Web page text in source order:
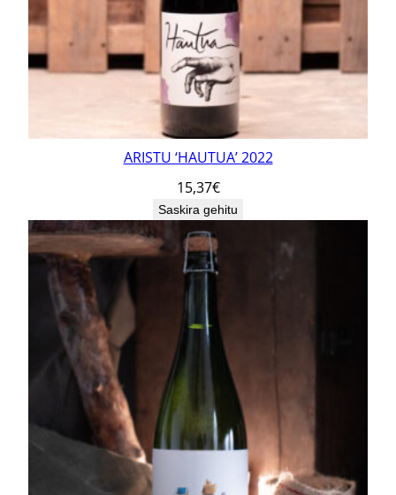
ARISTU ‘HAUTUA’ 2022
15,37€
Saskira gehitu